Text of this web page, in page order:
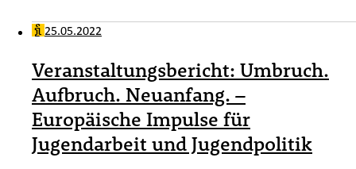
25.05.2022
Veranstaltungsbericht: Umbruch.
Aufbruch. Neuanfang. –
Europäische Impulse für
Jugendarbeit und Jugendpolitik